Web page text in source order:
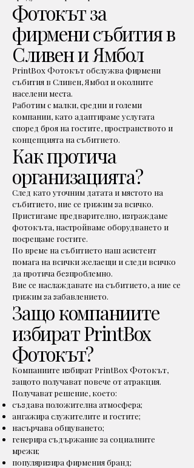
Фотокът за
фирмени събития в
Сливен и Ямбол
PrintBox Фотокът обслужва фирмени
събития в Сливен, Ямбол и околните
населени места.
Работим с малки, средни и големи
компании, като адаптираме услугата
според броя на гостите, пространството и
концепцията на събитието.
Как протича
организацията?
След като уточним датата и мястото на
събитието, ние се грижим за всичко.
Пристигаме предварително, изграждаме
фотокъта, настройваме оборудването и
посрещаме гостите.
По време на събитието наш асистент
помага на всички желаещи и следи всичко
да протича безпроблемно.
Вие се наслаждавате на събитието, а ние се
грижим за забавлението.
Защо компаниите
избират PrintBox
Фотокът?
Компаниите избират PrintBox Фотокът,
защото получават повече от атракция.
Получават решение, което:
създава положителна атмосфера;
ангажира служителите и гостите;
насърчава общуването;
генерира съдържание за социалните
мрежи;
популяризира фирмения бранд;